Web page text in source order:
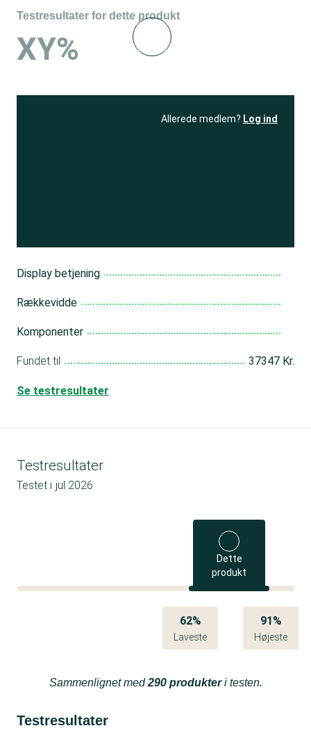
Testresultater for dette produkt
XY%
Allerede medlem? Log ind
Display betjening
Rækkevidde
Komponenter
Fundet til 37347 Kr.
Se testresultater
Testresultater
Testet i jul 2026
Dette
produkt
62%
Laveste
91%
Højeste
Sammenlignet med290 produkteri testen.
Testresultater